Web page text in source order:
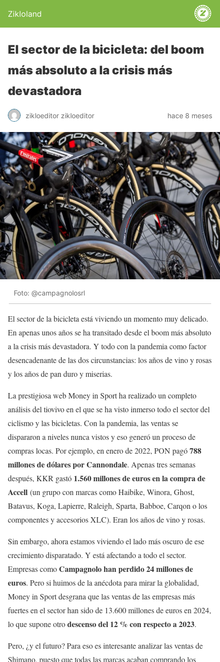
Zikloland
El sector de la bicicleta: del boom
más absoluto a la crisis más
devastadora
zikloeditor zikloeditor hace 8 meses
Foto: @campagnolosrl
El sector de la bicicleta está viviendo un momento muy delicado.
En apenas unos años se ha transitado desde el boom más absoluto
a la crisis más devastadora. Y todo con la pandemia como factor
desencadenante de las dos circunstancias: los años de vino y rosas
y los años de pan duro y miserias.
La prestigiosa web Money in Sport ha realizado un completo
análisis del tiovivo en el que se ha visto inmerso todo el sector del
ciclismo y las bicicletas. Con la pandemia, las ventas se
dispararon a niveles nunca vistos y eso generó un proceso de
compras locas. Por ejemplo, en enero de 2022, PON pagó788
millones de dólares por Cannondale. Apenas tres semanas
después, KKR gastó 1.560 millones de euros en la compra de
Accell (un grupo con marcas como Haibike, Winora, Ghost,
Batavus, Koga, Lapierre, Raleigh, Sparta, Babboe, Carqon o los
componentes y accesorios XLC). Eran los años de vino y rosas.
Sin embargo, ahora estamos viviendo el lado más oscuro de ese
crecimiento disparatado. Y está afectando a todo el sector.
Empresas comoCampagnolo han perdido 24 millones de
euros. Pero si huimos de la anécdota para mirar la globalidad,
Money in Sport desgrana que las ventas de las empresas más
fuertes en el sector han sido de 13.600 millones de euros en 2024,
lo que supone otrodescenso del 12 % con respecto a 2023.
Pero, ¿y el futuro? Para eso es interesante analizar las ventas de
Shimano, puesto que todas las marcas acaban comprando los